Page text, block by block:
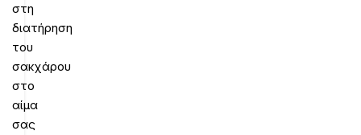
στη
διατήρηση
του
σακχάρου
στο
αίμα
σας